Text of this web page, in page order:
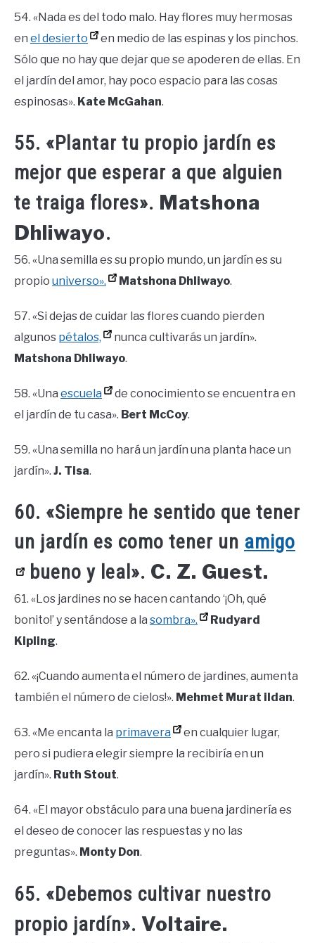
54. «Nada es del todo malo. Hay flores muy hermosas
en el desierto
en medio de las espinas y los pinchos.
Sólo que no hay que dejar que se apoderen de ellas. En
el jardín del amor, hay poco espacio para las cosas
espinosas». Kate McGahan.
55. «Plantar tu propio jardín es
mejor que esperar a que alguien
te traiga flores». Matshona
Dhliwayo.
56. «Una semilla es su propio mundo, un jardín es su
propio universo». Matshona Dhliwayo.
57. «Si dejas de cuidar las flores cuando pierden
algunos pétalos,
nunca cultivarás un jardín».
Matshona Dhliwayo.
58. «Una escuela
de conocimiento se encuentra en
el jardín de tu casa». Bert McCoy.
59. «Una semilla no hará un jardín una planta hace un
jardín». J. Tisa.
60. «Siempre he sentido que tener
un jardín es como tener un amigo
bueno y leal». C. Z. Guest.
61. «Los jardines no se hacen cantando ‘¡Oh, qué
bonito!’ y sentándose a la sombra».
Rudyard
Kipling.
62. «¡Cuando aumenta el número de jardines, aumenta
también el número de cielos!». Mehmet Murat ildan.
63. «Me encanta la primavera
en cualquier lugar,
pero si pudiera elegir siempre la recibiría en un
jardín». Ruth Stout.
64. «El mayor obstáculo para una buena jardinería es
el deseo de conocer las respuestas y no las
preguntas». Monty Don.
65. «Debemos cultivar nuestro
propio jardín». Voltaire.